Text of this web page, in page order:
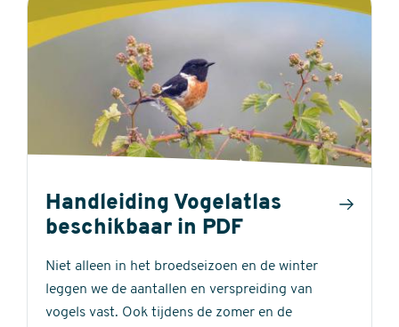
Handleiding Vogelatlas
beschikbaar in PDF
Niet alleen in het broedseizoen en de winter
leggen we de aantallen en verspreiding van
vogels vast. Ook tijdens de zomer en de